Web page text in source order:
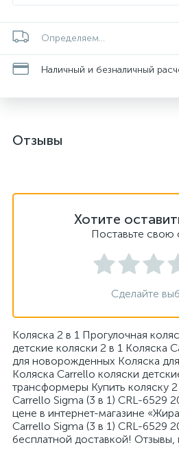
Определяем...
Наличный и безналичный
Отзывы
Хотите
Поставьте свою
Сделайте
Коляска 2 в 1 Прогулочная
детские коляски 2 в 1 Коляска
для новорожденных Коляска
Коляска Carrello коляски
трансформеры Купить коляску
Carrello Sigma (3 в 1) CRL-6529
цене в интернет-магазине
Carrello Sigma (3 в 1) CRL-6529
бесплатной доставкой! Отзывы,